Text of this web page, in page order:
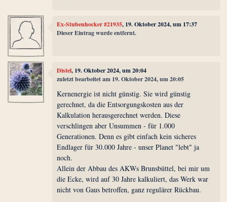
Ex-Stubenhocker #21935, 19. Oktober 2024, um 17:37
Dieser Eintrag wurde entfernt.
Distel, 19. Oktober 2024, um 20:04
zuletzt bearbeitet am 19. Oktober 2024, um 20:05
Kernenergie ist nicht günstig. Sie wird günstig
gerechnet, da die Entsorgungskosten aus der
Kalkulation herausgerechnet werden. Diese
verschlingen aber Unsummen - für 1.000
Generationen. Denn es gibt einfach kein sicheres
Endlager für 30.000 Jahre - unser Planet "lebt" ja
noch.
Allein der Abbau des AKWs Brunsbüttel, bei mir um
die Ecke, wird auf 30 Jahre kalkuliert, das Werk war
nicht von Gaus betroffen, ganz regulärer Rückbau.